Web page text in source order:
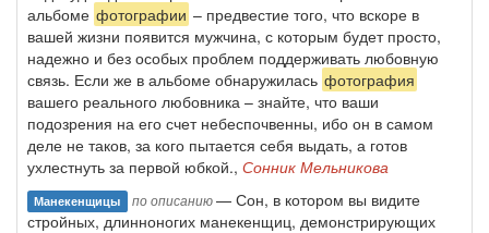
альбоме фотографии – предвестие того, что вскоре в
вашей жизни появится мужчина, с которым будет просто,
надежно и без особых проблем поддерживать любовную
связь. Если же в альбоме обнаружилась фотография
вашего реального любовника – знайте, что ваши
подозрения на его счет небеспочвенны, ибо он в самом
деле не таков, за кого пытается себя выдать, а готов
ухлестнуть за первой юбкой., Сонник Мельникова
Манекенщицы по описанию— Сон, в котором вы видите
стройных, длинноногих манекенщиц, демонстрирующих